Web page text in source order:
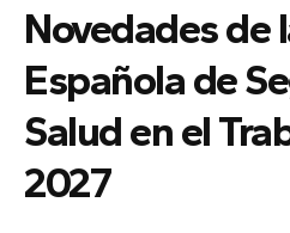
Novedades de
Española de
Salud en el
2027